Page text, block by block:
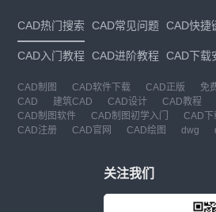
CAD热门搜索 CAD常见问题 CAD快捷
CAD入门教程 CAD进阶教程 CAD下载
CAD制图 CAD软件下载 CAD正版 免
CAD
建筑CAD CAD设计 CAD教程
CAD制图软件
CAD制图初学入门 CAD下
CAD注册
CAD官网 CAD绘图 dwg
关注我们